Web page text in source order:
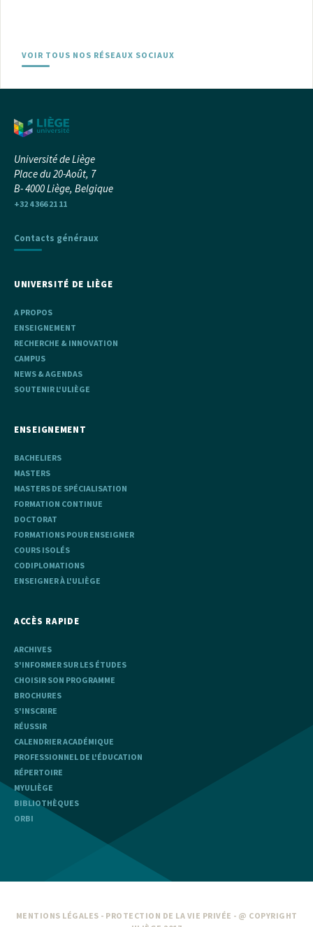
VOIR TOUS NOS RÉSEAUX SOCIAUX
Université de Liège
Place du 20-Août, 7
B- 4000 Liège, Belgique
+32 4 366 21 11
Contacts généraux
UNIVERSITÉ DE LIÈGE
A PROPOS
ENSEIGNEMENT
RECHERCHE & INNOVATION
CAMPUS
NEWS & AGENDAS
SOUTENIR L'ULIÈGE
ENSEIGNEMENT
BACHELIERS
MASTERS
MASTERS DE SPÉCIALISATION
FORMATION CONTINUE
DOCTORAT
FORMATIONS POUR ENSEIGNER
COURS ISOLÉS
CODIPLOMATIONS
ENSEIGNER À L'ULIÈGE
ACCÈS RAPIDE
ARCHIVES
S'INFORMER SUR LES ÉTUDES
CHOISIR SON PROGRAMME
BROCHURES
S'INSCRIRE
RÉUSSIR
CALENDRIER ACADÉMIQUE
PROFESSIONNEL DE L'ÉDUCATION
RÉPERTOIRE
MYULIÈGE
BIBLIOTHÈQUES
ORBI
MENTIONS LÉGALES - PROTECTION DE LA VIE PRIVÉE - @ COPYRIGHT